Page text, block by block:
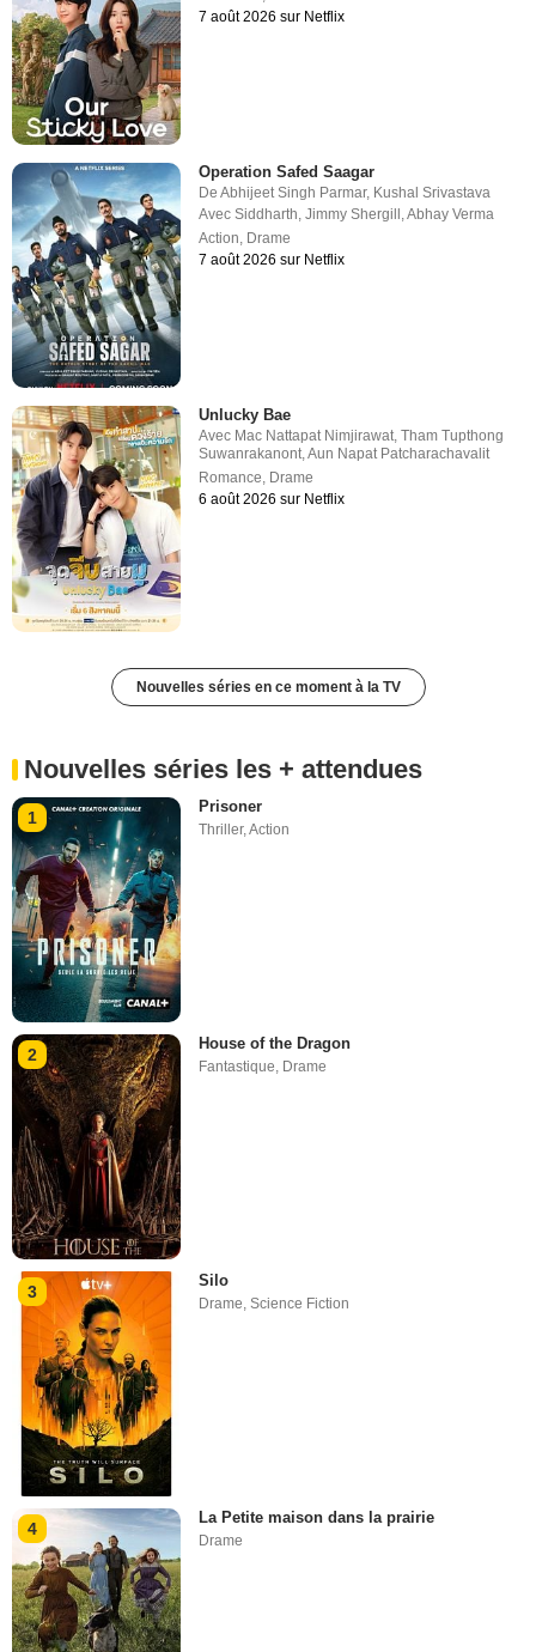
7 août 2026 sur Netflix
Operation Safed Saagar
DeAbhijeet Singh Parmar, Kushal Srivastava
AvecSiddharth,Jimmy Shergill,Abhay Verma
Action, Drame
7 août 2026 sur Netflix
Unlucky Bae
Avec Mac Nattapat Nimjirawat,Tham Tupthong
Suwanrakanont,Aun Napat Patcharachavalit
Romance, Drame
6 août 2026 sur Netflix
Nouvelles séries en ce moment à la TV
Nouvelles séries les + attendues
1
Prisoner
Thriller,Action
2
House of the Dragon
Fantastique, Drame
3
Silo
Drame,Science Fiction
4
La Petite maison dans la prairie
Drame